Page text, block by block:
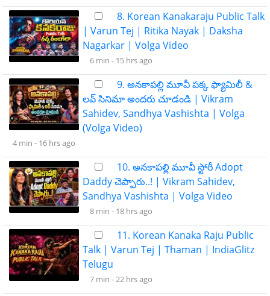
8. Korean Kanakaraju Public Talk
| Varun Tej | Ritika Nayak | Daksha
Nagarkar | Volga Video
6 min - 15 hrs ago
9. అనకాపల్లి మూవీ పక్క ఫ్యామిలీ &
లవ్ సినిమా అందరు చూడండి | Vikram
Sahidev, Sandhya Vashishta | Volga
(Volga Video)
4 min - 16 hrs ago
10. అనకాపల్లి మూవీ స్టోరీ Adopt
Daddy చెప్పారు..! | Vikram Sahidev,
Sandhya Vashishta | Volga Video
8 min - 18 hrs ago
11. Korean Kanaka Raju Public
Talk | Varun Tej | Thaman | IndiaGlitz
Telugu
7 min -22 hrs ago